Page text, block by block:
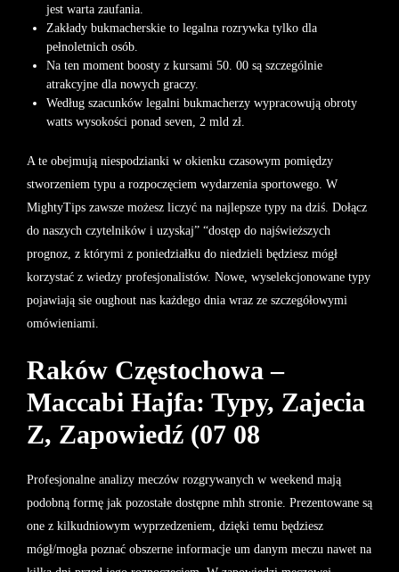
jest warta zaufania.
Zakłady bukmacherskie to legalna rozrywka tylko dla
pełnoletnich osób.
Na ten moment boosty z kursami 50. 00 są szczególnie
atrakcyjne dla nowych graczy.
Według szacunków legalni bukmacherzy wypracowują obroty
watts wysokości ponad seven, 2 mld zł.
A te obejmują niespodzianki w okienku czasowym pomiędzy
stworzeniem typu a rozpoczęciem wydarzenia sportowego. W
MightyTips zawsze możesz liczyć na najlepsze typy na dziś. Dołącz
do naszych czytelników i uzyskaj” “dostęp do najświeższych
prognoz, z którymi z poniedziałku do niedzieli będziesz mógł
korzystać z wiedzy profesjonalistów. Nowe, wyselekcjonowane typy
pojawiają sie oughout nas każdego dnia wraz ze szczegółowymi
omówieniami.
Raków Częstochowa –
Maccabi Hajfa: Typy, Zajecia
Z, Zapowiedź (07 08
Profesjonalne analizy meczów rozgrywanych w weekend mają
podobną formę jak pozostałe dostępne mhh stronie. Prezentowane są
one z kilkudniowym wyprzedzeniem, dzięki temu będziesz
mógł/mogła poznać obszerne informacje um danym meczu nawet na